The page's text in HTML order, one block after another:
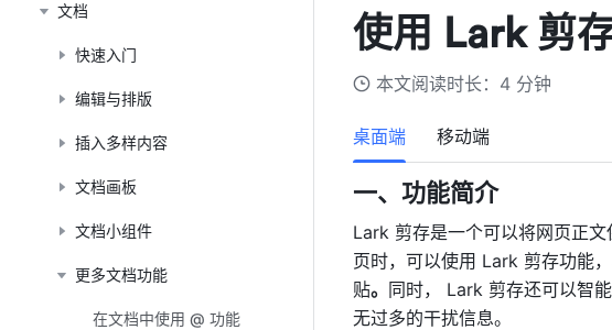
文档
快速入门
编辑与排版
插入多样内容
文档画板
文档小组件
更多文档功能
在文档中使用 @ 功能
使用 Lark 剪
本文阅读时长：4 分钟
桌面端 移动端
一、功能简介
Lark 剪存是一个可以将网页正
页时， 可以使用 Lark 剪存功能，
贴。 同时， Lark 剪存还可以智
无过多的干扰信息。